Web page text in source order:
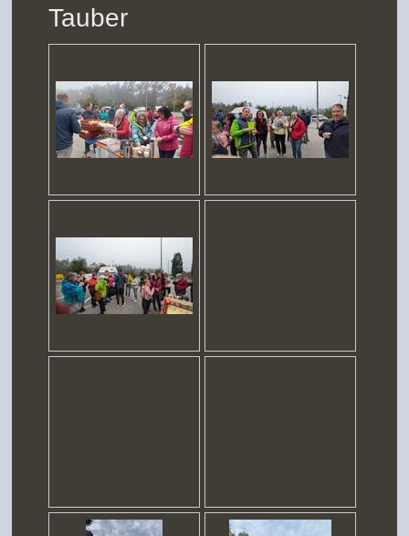
Tauber